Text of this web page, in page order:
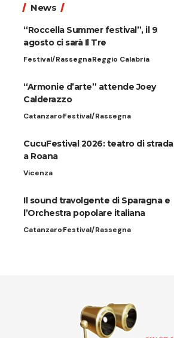
News
“Roccella Summer festival”, il 9
agosto ci sarà Il Tre
Festival/RassegnaReggio Calabria
“Armonie d’arte” attende Joey
Calderazzo
CatanzaroFestival/Rassegna
CucuFestival 2026: teatro di strada
a Roana
Vicenza
Il sound travolgente di Sparagna e
l’Orchestra popolare italiana
CatanzaroFestival/Rassegna